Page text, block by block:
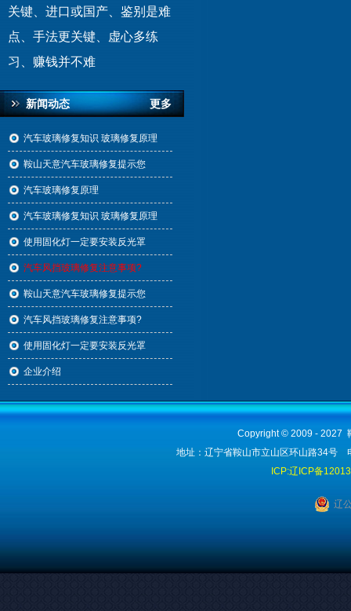
关键、进口或国产、鉴别是难
点、手法更关键、虚心多练
习、赚钱并不难
更多
新闻动态
汽车玻璃修复知识 玻璃修复原理
鞍山天意汽车玻璃修复提示您
汽车玻璃修复原理
汽车玻璃修复知识 玻璃修复原理
使用固化灯一定要安装反光罩
汽车风挡玻璃修复注意事项?
鞍山天意汽车玻璃修复提示您
汽车风挡玻璃修复注意事项?
使用固化灯一定要安装反光罩
企业介绍
Copyright © 2009 - 2027
地址：辽宁省鞍山市立山区环山路34
ICP:辽ICP备
辽